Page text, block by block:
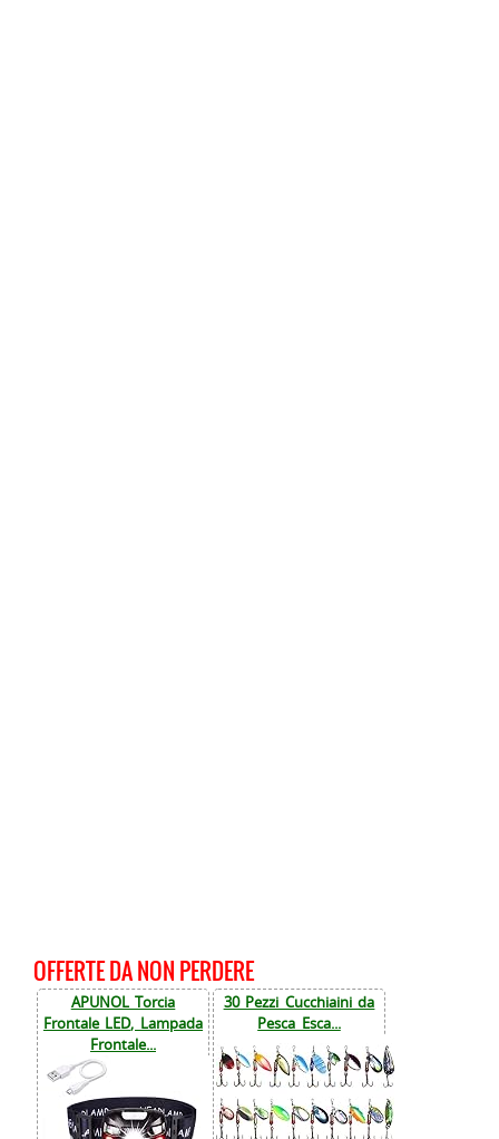
OFFERTE DA NON PERDERE
APUNOL Torcia
Frontale LED, Lampada
Frontale...
30 Pezzi Cucchiaini da
Pesca Esca...